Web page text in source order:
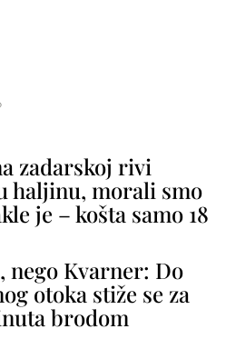
zadarskoj rivi
haljinu, morali smo
je – košta samo 18
nego Kvarner: Do
otoka stiže se za
brodom